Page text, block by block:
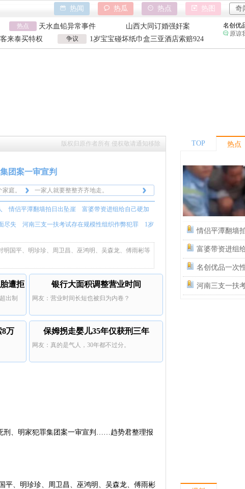
奇
热图
热点
热瓜
热闻
热点
香港大埔火灾
野人小孩事件
天水血铅异常事件
山西大同订婚强奸案
特朗普泽连斯基吵架
吉林大爷救助重庆游客
香港大埔火灾
野人小孩事件
来泰买特权
争议
1岁宝宝碰坏纸巾盒三亚酒店索赔924
元 纸巾盒碰坏酒店索赔924
钱难
名创优
原谅
河南三
富婆带
名创优
原谅
河南三
进入
体都拼
还记
版权归原作者所有 侵权敬请通知移除
团案一审宣判
庭。
一家人就要整整齐齐地走。
诈骗100亿，多少个家庭啊，判的好。
有人员
庭。
一家人就要整整齐齐地走。
有人员
情侣平潭翻墙拍日出坠崖 富婆带资进组给自己硬加
尽失 河南三支一扶考试存在规模性组织作弊犯罪 1岁
国平、明珍珍、周卫昌、巫鸿明、吴森龙、傅雨彬等
遭拒
出制
银行大面积调整营业时间
网友：营业时间长短也被归为内卷？
8万 保姆拐走婴儿35年仅获刑三年
网友：真的是气人，30年都不过分。
刑、明家犯罪集团案一审宣判……趋势君整理报
平、明珍珍、周卫昌、巫鸿明、吴森龙、傅雨彬
TOP 热点
情侣平潭翻墙
死一伤富婆带资进组
崩溃自曝遇富婆加
名创优品一次
内裤被吐槽质量差
河南三支一扶